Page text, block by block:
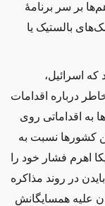
بر سر برنامهٔ
بالستیک یا
اسرائیل،
درباره اقدامات
به اقداماتی روی
کشورها نسبت به
اهرم فشار خود را
در روند مذاکره
علیه همسایگانش